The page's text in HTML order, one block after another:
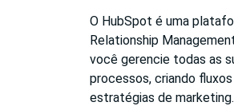
O HubSpot é uma
Relationship
você gerencie todas as
processos, criando
estratégias de